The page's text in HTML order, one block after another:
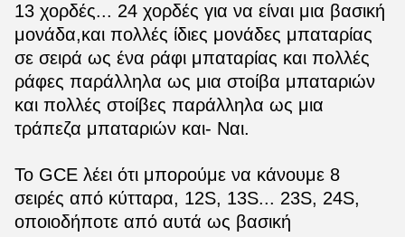
13 χορδές... 24 χορδές για να είναι μια βασική
μονάδα,και πολλές ίδιες μονάδες μπαταρίας
σε σειρά ως ένα ράφι μπαταρίας και πολλές
ράφες παράλληλα ως μια στοίβα μπαταριών
και πολλές στοίβες παράλληλα ως μια
τράπεζα μπαταριών και- Ναι.
Το GCE λέει ότι μπορούμε να κάνουμε 8
σειρές από κύτταρα, 12S, 13S... 23S, 24S,
οποιοδήποτε από αυτά ως βασική